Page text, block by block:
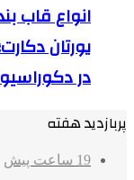
انواع قاب
یورتان
در
پربازدید هفته
19 ساعت پیش